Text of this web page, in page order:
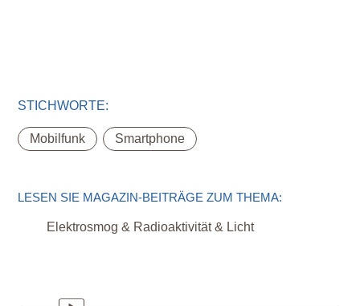
STICHWORTE:
Mobilfunk , Smartphone
LESEN SIE MAGAZIN-BEITRÄGE ZUM THEMA:
Elektrosmog & Radioaktivität & Licht